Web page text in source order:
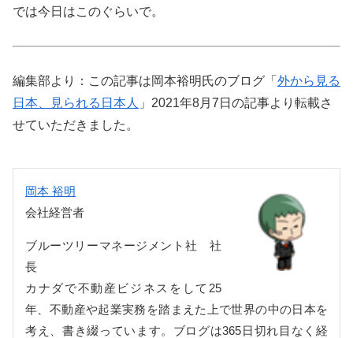
では今日はこのぐらいで。
編集部より：この記事は岡本裕明氏のブログ「 外から見る
日本、見られる日本人 」2021年8月7日の記事より転載さ
せていただきました。
岡本 裕明
会社経営者
ブルーツリーマネージメント社 社
長
カナダで不動産ビジネスをして25
年、不動産や起業実務を踏まえた上で世界の中の日本を
考え、書き綴っています。ブログは365日切れ目なく経